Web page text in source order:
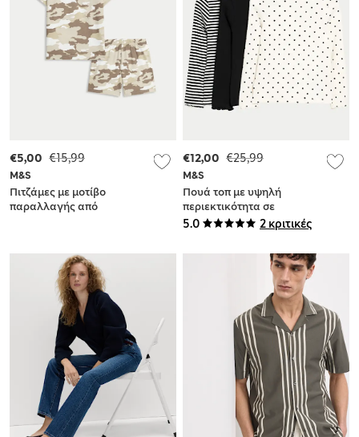
M&S
Πιτζάμες με μοτίβο
παραλλαγής από
€15,99
€5,00
5.0 2 κριτικές
M&S
Πουά τοπ με υψηλή
περιεκτικότητα σε
βαμβάκι, σετ των 3
€25,99
€12,00